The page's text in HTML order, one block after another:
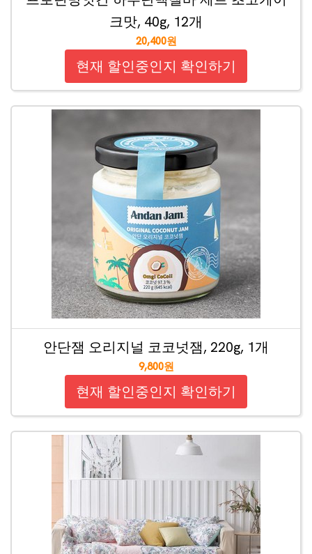
크맛, 40g, 12개
20,400원
현재 할인중인지 확인하기
안단잼 오리지널 코코넛잼, 220g, 1개
9,800원
현재 할인중인지 확인하기